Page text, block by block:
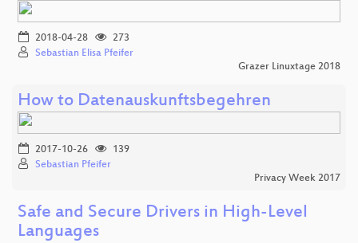
2018-04-28
273
Sebastian Elisa Pfeifer
Grazer Linuxtage 2018
How to Datenauskunftsbegehren
2017-10-26
139
Sebastian Pfeifer
Privacy Week 2017
Safe and Secure Drivers in High-Level
Languages